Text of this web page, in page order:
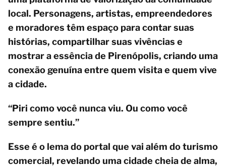
local. Personagens, artistas, empreendedores
e moradores têm espaço para contar suas
histórias, compartilhar suas vivências e
mostrar a essência de Pirenópolis, criando uma
conexão genuína entre quem visita e quem vive
a cidade.
“Piri como você nunca viu. Ou como você
sempre sentiu.”
Esse é o lema do portal que vai além do turismo
comercial, revelando uma cidade cheia de alma,